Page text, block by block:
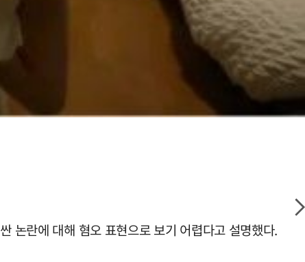
논란에 대해 혐오 표현으로 보기 어렵다고 설명했다.